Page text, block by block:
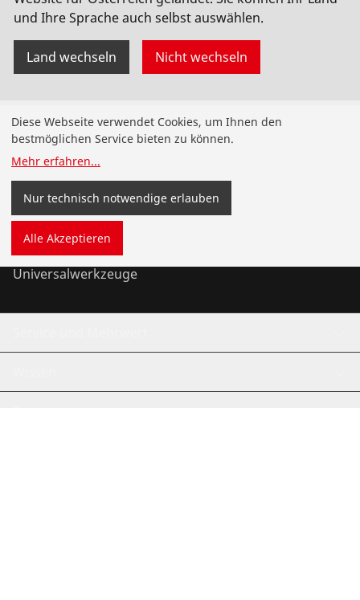
und Ihre Sprache auch selbst auswählen.
Land wechseln Nicht wechseln
Produkte
Installation
Wartung
Kälte- und Klimatechnik
Universalwerkzeuge
Diese Webseite verwendet Cookies, um Ihnen den
bestmöglichen Service bieten zu können.
Mehr erfahren...
Nur technisch notwendige erlauben
Alle Akzeptieren